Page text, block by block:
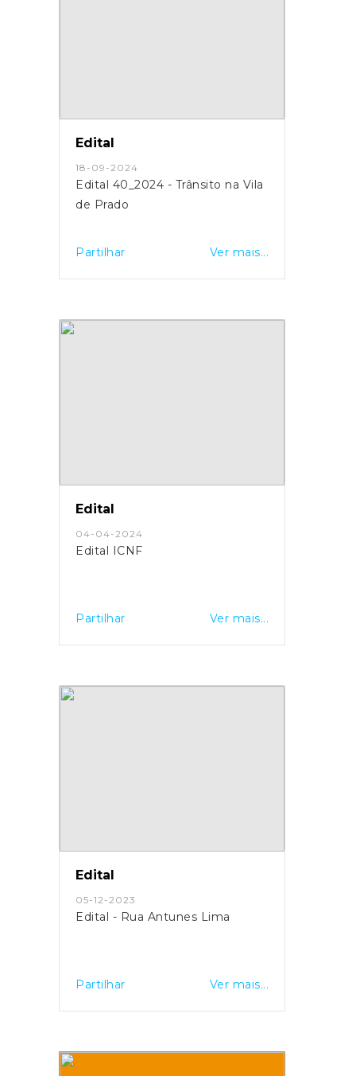
Edital
18-09-2024
Edital 40_2024 - Trânsito na Vila
de Prado
Partilhar Ver mais...
Edital
04-04-2024
Edital ICNF
Partilhar Ver mais...
Edital
05-12-2023
Edital - Rua Antunes Lima
Partilhar Ver mais...